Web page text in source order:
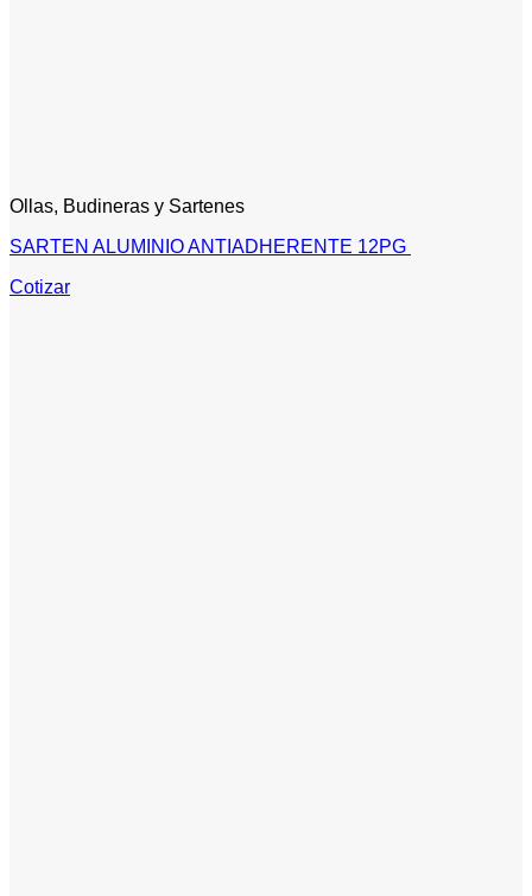
Ollas, Budineras y Sartenes
SARTEN ALUMINIO ANTIADHERENTE 12PG
Cotizar